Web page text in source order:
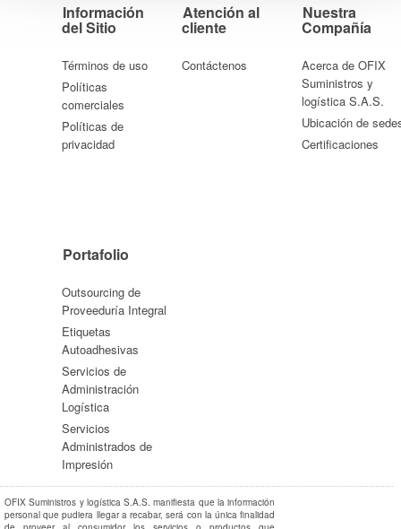
Información
del Sitio
Términos de uso
Políticas
comerciales
Políticas de
privacidad
Atención al
cliente
Contáctenos
Nuestra
Compañía
Acerca de OFIX
Suministros y
logística S.A.S.
Ubicación de
Certificaciones
Portafolio
Outsourcing de
Proveeduría Integral
Etiquetas
Autoadhesivas
Servicios de
Administración
Logística
Servicios
Administrados de
Impresión
OFIX Suministros y logística S.A.S. manifiesta que la información
personal que pudiera llegar a recabar, será con la única finalidad